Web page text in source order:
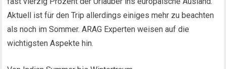
Aktuell ist für den Trip allerdings einiges mehr zu beachten
als noch im Sommer. ARAG Experten weisen auf die
wichtigsten Aspekte hin.